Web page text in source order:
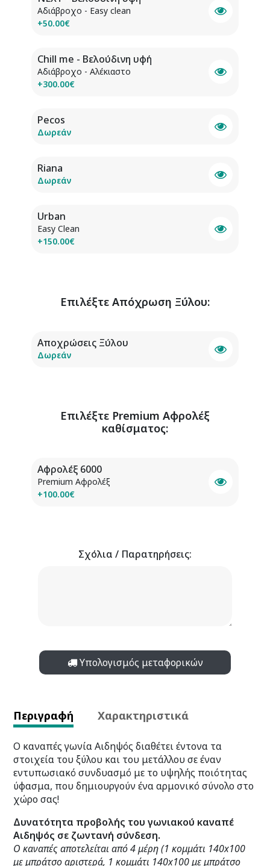
Αδιάβροχο - Easy clean
+50.00€
Chill me - Βελούδινη υφή
Αδιάβροχο - Αλέκιαστο
+300.00€
Pecos
Δωρεάν
Riana
Δωρεάν
Urban
Easy Clean
+150.00€
Επιλέξτε Απόχρωση Ξύλου:
Αποχρώσεις Ξύλου
Δωρεάν
Επιλέξτε Premium Αφρολέξ
καθίσματος:
Αφρολέξ 6000
Premium Αφρολέξ
+100.00€
Σχόλια / Παρατηρήσεις:
Υπολογισμός μεταφορικών
Περιγραφή Χαρακτηριστικά
Ο καναπές γωνία Αιδηψός διαθέτει έντονα τα
στοιχεία του ξύλου και του μετάλλου σε έναν
εντυπωσιακό συνδυασμό με το υψηλής ποιότητας
ύφασμα, που δημιουργούν ένα αρμονικό σύνολο στο
χώρο σας!
Δυνατότητα προβολής του γωνιακού καναπέ
Αιδηψός σε ζωντανή σύνδεση.
Ο καναπές αποτελείται από 4 μέρη (1 κομμάτι 140x100
με μπράτσο αριστερά, 1 κομμάτι 140x100 με μπράτσο